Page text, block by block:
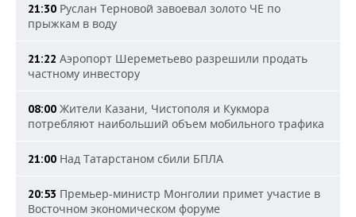
21:30 Руслан Терновой завоевал золото ЧЕ по
прыжкам в воду
21:22 Аэропорт Шереметьево разрешили продать
частному инвестору
08:00 Жители Казани, Чистополя и Кукмора
потребляют наибольший объем мобильного трафика
21:00 Над Татарстаном сбили БПЛА
20:53 Премьер-министр Монголии примет участие в
Восточном экономическом форуме